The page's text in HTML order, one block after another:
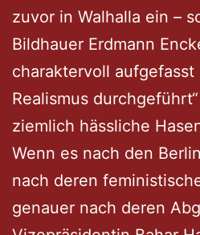
zuvor in Walhalla ein –
Bildhauer Erdmann
charaktervoll
Realismus
ziemlich hässliche
Wenn es nach den
nach deren
genauer nach deren